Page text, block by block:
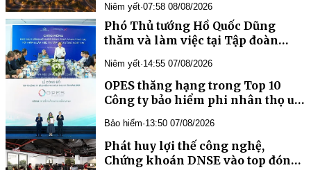
Niêm yết·07:58 08/08/2026
Phó Thủ tướng Hồ Quốc Dũng
thăm và làm việc tại Tập đoàn
Niêm yết·14:55 07/08/2026
OPES thăng hạng trong Top 10
Công ty bảo hiểm phi nhân thọ uy
Bảo hiểm·13:50 07/08/2026
Phát huy lợi thế công nghệ,
Chứng khoán DNSE vào top đóng